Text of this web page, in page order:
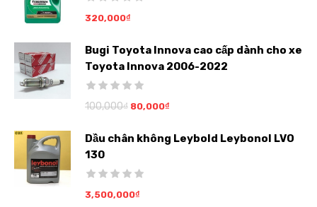
320,000₫
Bugi Toyota Innova cao cấp dành cho xe
Toyota Innova 2006-2022
100,000₫ 80,000₫
Dầu chân không Leybold Leybonol LVO
130
3,500,000₫